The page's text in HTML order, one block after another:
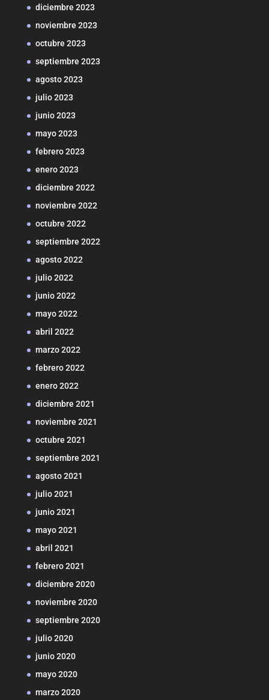
diciembre 2023
noviembre 2023
octubre 2023
septiembre 2023
agosto 2023
julio 2023
junio 2023
mayo 2023
febrero 2023
enero 2023
diciembre 2022
noviembre 2022
octubre 2022
septiembre 2022
agosto 2022
julio 2022
junio 2022
mayo 2022
abril 2022
marzo 2022
febrero 2022
enero 2022
diciembre 2021
noviembre 2021
octubre 2021
septiembre 2021
agosto 2021
julio 2021
junio 2021
mayo 2021
abril 2021
febrero 2021
diciembre 2020
noviembre 2020
septiembre 2020
julio 2020
junio 2020
mayo 2020
marzo 2020